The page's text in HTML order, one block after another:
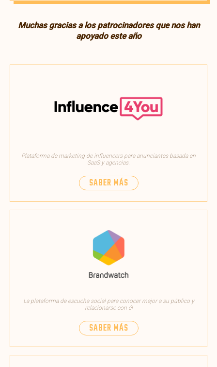
Muchas gracias a los patrocinadores que nos han
apoyado este año
Plataforma de marketing de influencers para anunciantes basada en
SaaS y agencias.
SABER MÁS
La plataforma de escucha social para conocer mejor a su público y
relacionarse con él
SABER MÁS